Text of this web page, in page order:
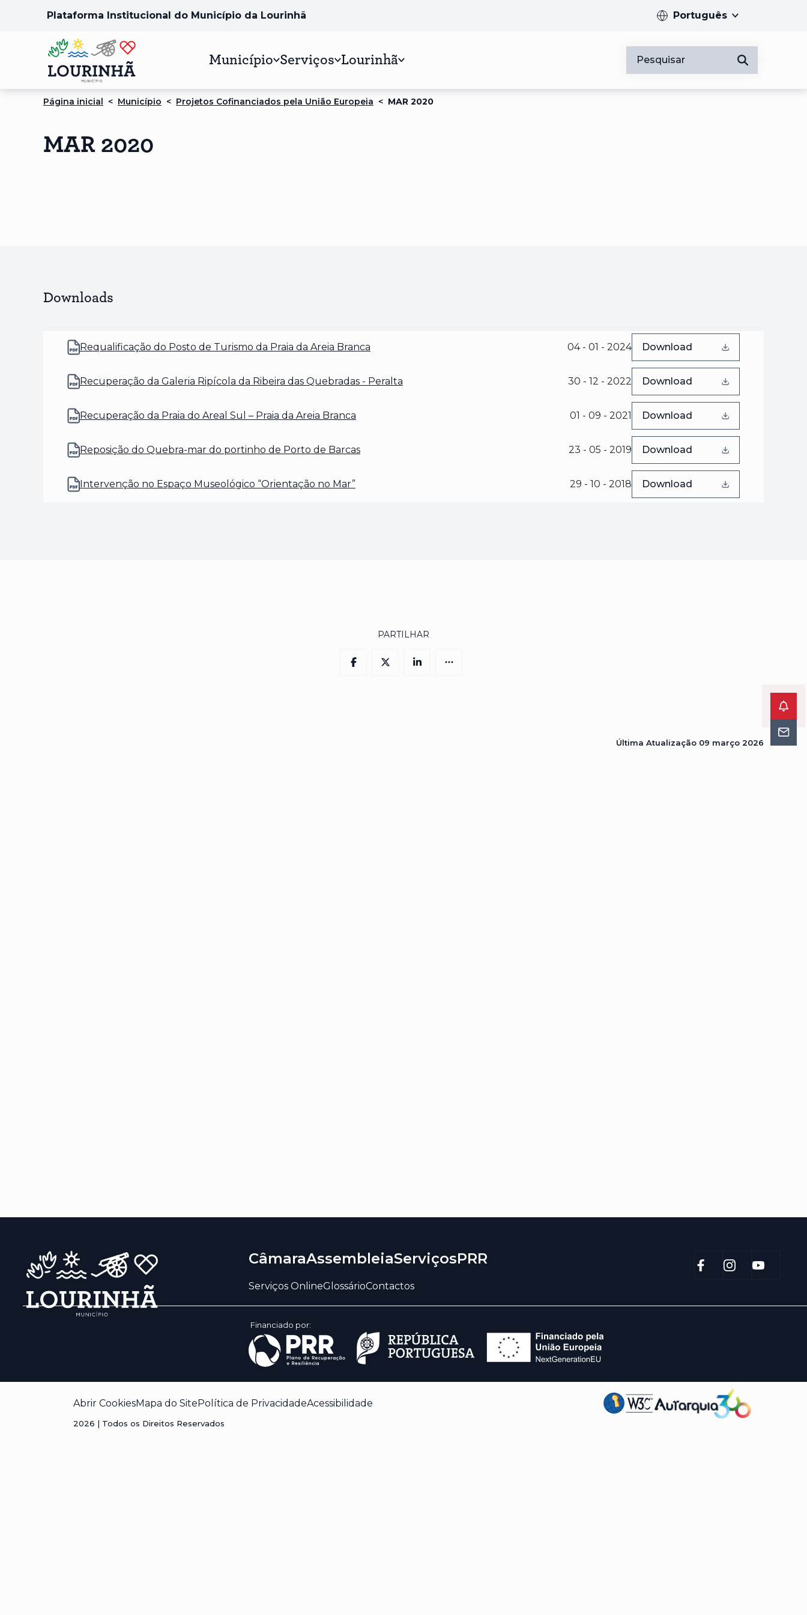
Plataforma Institucional do Município da Lourinhã Português
Município Serviços Lourinhã Pesquisar
Introduza pelo
Página inicial < Município < Projetos Cofinanciados pela União Europeia < MAR 2020
MAR 2020
Downloads
Requalificação do Posto de Turismo da Praia da Areia Branca 04 - 01 - 2024 Download
(abre num novo separador)
Recuperação da Galeria Ripícola da Ribeira das Quebradas - Peralta 30 - 12 - 2022 Download
(abre num novo separador)
Recuperação da Praia do Areal Sul – Praia da Areia Branca 01 - 09 - 2021 Download
(abre num novo separador)
Reposição do Quebra-mar do portinho de Porto de Barcas 23 - 05 - 2019 Download
(abre num novo separador)
Intervenção no Espaço Museológico “Orientação no Mar” 29 - 10 - 2018 Download
(abre num novo separador)
PARTILHAR
Última Atualização 09 março 2026
CâmaraAssembleiaServiçosPRR
Serviços OnlineGlossárioContactos
Financiado por:
Abrir CookiesMapa do SitePolítica de PrivacidadeAcessibilidade
2026 | Todos os Direitos Reservados